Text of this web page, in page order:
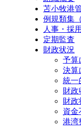
苫小牧港
例規類集
人事・採
定期監査
財政状況
予算
決算
統一
財政
財政
資金
港湾